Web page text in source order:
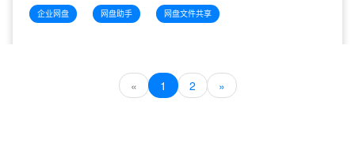
企业网盘 网盘助手 网盘文件共享
« 1 2 »